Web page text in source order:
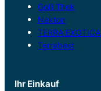
Golli Thek
Nekton
TERRA EXOTICA
Terrabest
Ihr Einkauf